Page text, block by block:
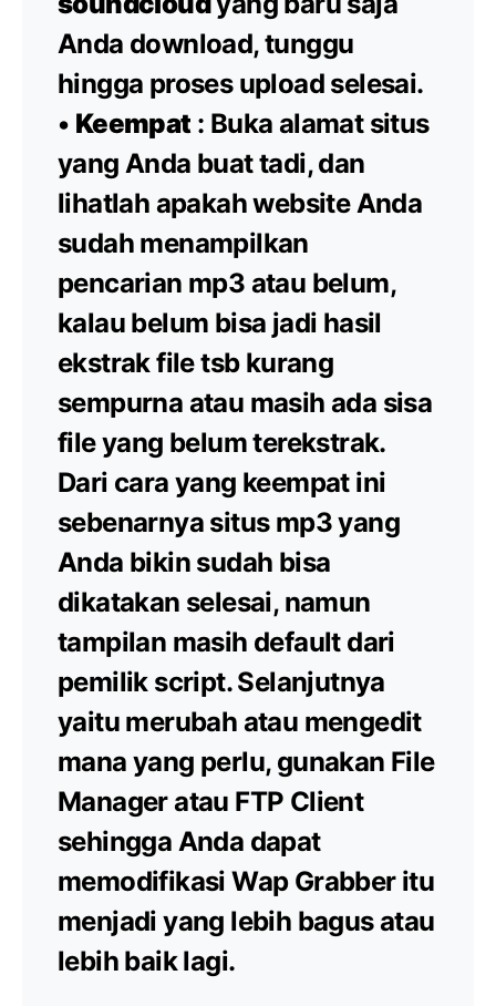
Anda download, tunggu
hingga proses upload selesai.
• Keempat : Buka alamat situs
yang Anda buat tadi, dan
lihatlah apakah website Anda
sudah menampilkan
pencarian mp3 atau belum,
kalau belum bisa jadi hasil
ekstrak file tsb kurang
sempurna atau masih ada sisa
file yang belum terekstrak.
Dari cara yang keempat ini
sebenarnya situs mp3 yang
Anda bikin sudah bisa
dikatakan selesai, namun
tampilan masih default dari
pemilik script. Selanjutnya
yaitu merubah atau mengedit
mana yang perlu, gunakan File
Manager atau FTP Client
sehingga Anda dapat
memodifikasi Wap Grabber itu
menjadi yang lebih bagus atau
lebih baik lagi.